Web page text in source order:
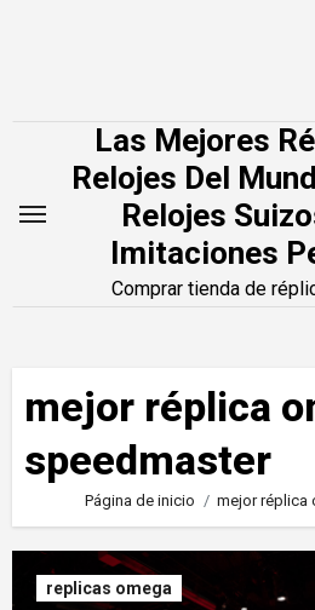
Las Mejores
Relojes Del
Relojes
Imitaciones
Comprar tienda de
mejor réplica
speedmaster
Página de inicio mejor réplica
replicas omega